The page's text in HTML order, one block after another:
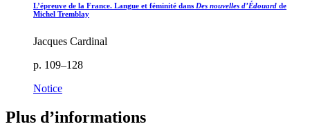
L’épreuve de la France. Langue et féminité dans Des nouvelles d’Édouard de
Michel Tremblay
Jacques Cardinal
p. 109–128
Notice
Plus d’informations